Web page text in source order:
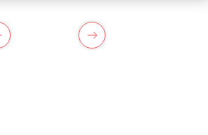
PREVIOUS NEXT